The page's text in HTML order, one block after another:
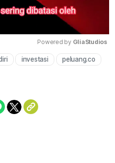
Mute
Powered by GliaStudios
investasi peluang.co